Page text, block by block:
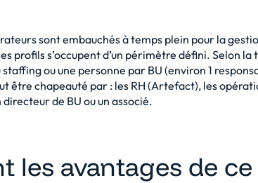
sont embauchés à temps plein pour la
profils s’occupent d’un périmètre défini. Selon la
ou une personne par BU (environ 1
être chapeauté par : les RH (Artefact), les
de BU ou un associé.
les avantages de